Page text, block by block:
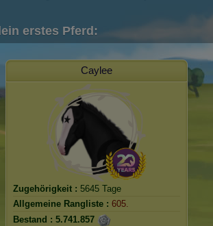
erstes Pferd:
Caylee
Zugehörigkeit : 5645 Tage
Allgemeine Rangliste : 605.
Bestand : 5.741.857